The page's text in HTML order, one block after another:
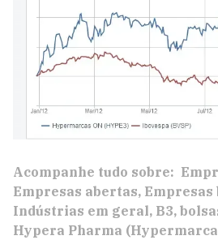
Acompanhe tudo sobre:
Empresas abertas
Indústrias em geral B3
Hypera Pharma